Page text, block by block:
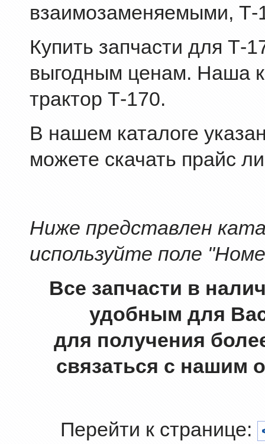
взаимозаменяемыми, Т-
Купить запчасти для Т-
выгодным ценам. Наша
трактор Т-170.
В нашем каталоге
можете скачать прайс
Ниже представлен
используйте поле
Все запчасти в
удобным для
для получения
связаться с нашим
Перейти к странице: